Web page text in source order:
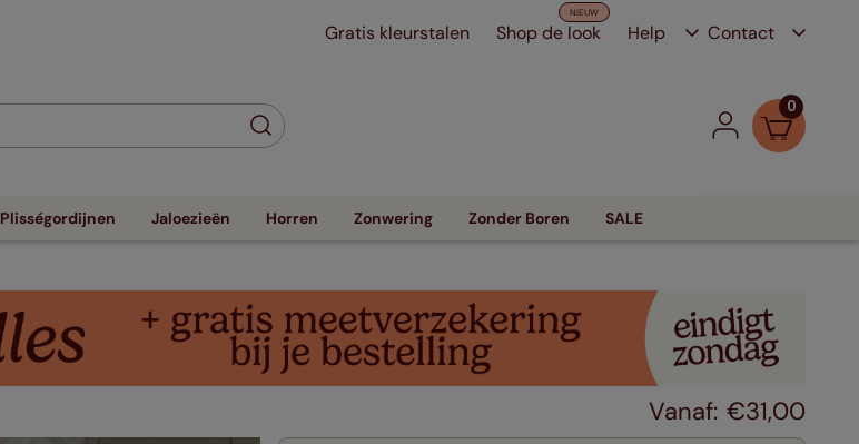
Gratis kleurstalen Shop de look Help Contact
0
Plisségordijnen Jaloezieën Horren Zonwering Zonder Boren SALE
€31,00